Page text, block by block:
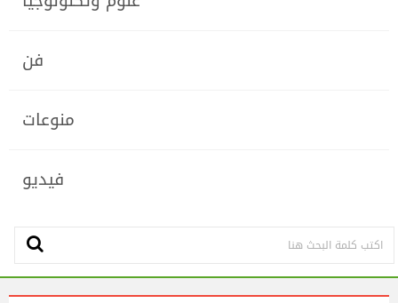
فن
منوعات
فيديو